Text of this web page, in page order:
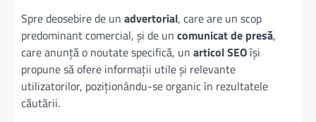
Spre deosebire de un advertorial, care are un scop
predominant comercial, și de un comunicat de presă,
care anunță o noutate specifică, un articol SEOîși
propune să ofere informații utile și relevante
utilizatorilor, poziționându-se organic în rezultatele
căutării.